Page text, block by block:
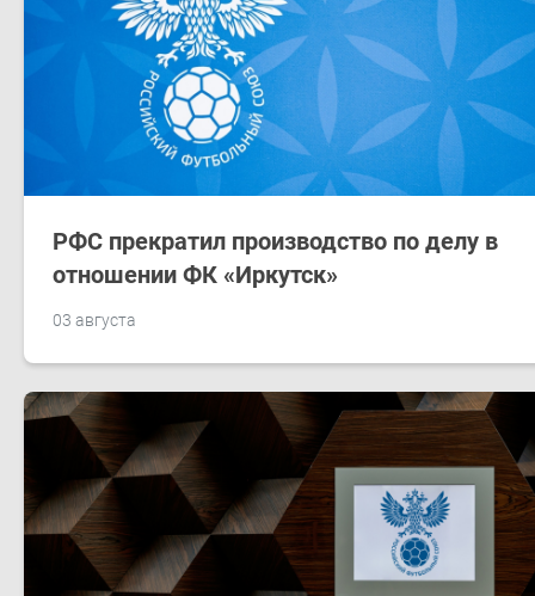
03 августа
РФС прекратил производство по делу в
отношении ФК «Иркутск»